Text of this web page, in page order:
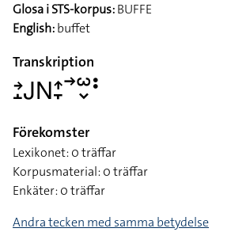
Glosa i STS-korpus:BUFFE
English:buffet
Transkription
􌥔􌤸􌤢􌥌􌤴􌥙􌥣􌥱􌦀􌥻
Förekomster
Lexikonet: 0 träffar
Korpusmaterial: 0 träffar
Enkäter: 0 träffar
Andra tecken med samma betydelse